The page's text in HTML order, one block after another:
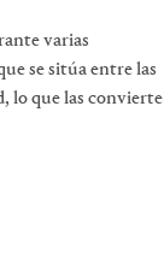
varias
se sitúa entre las
lo que las convierte